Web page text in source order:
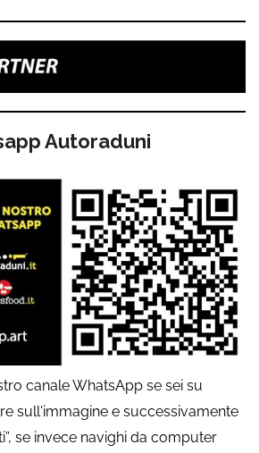
Autoraduni
canale WhatsApp se sei su
sull'immagine e successivamente
se invece navighi da computer